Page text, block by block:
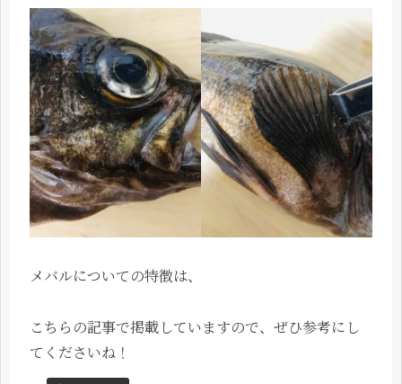
メバルについての特徴は、
こちらの記事で掲載していますので、ぜひ参考にし
てくださいね！